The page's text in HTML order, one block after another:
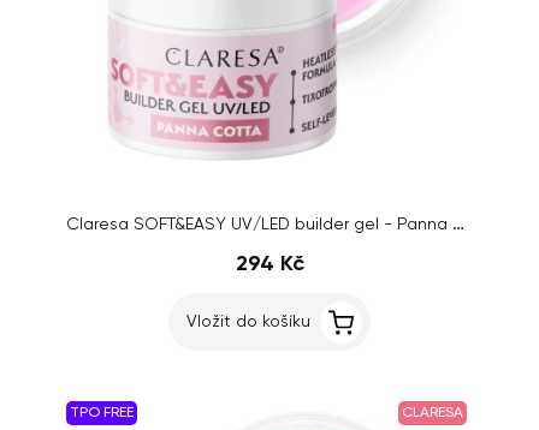
Claresa SOFT&EASY UV/LED builder gel - Panna Cotta, 45g
294 Kč
Vložit do košíku
TPO FREE CLARESA